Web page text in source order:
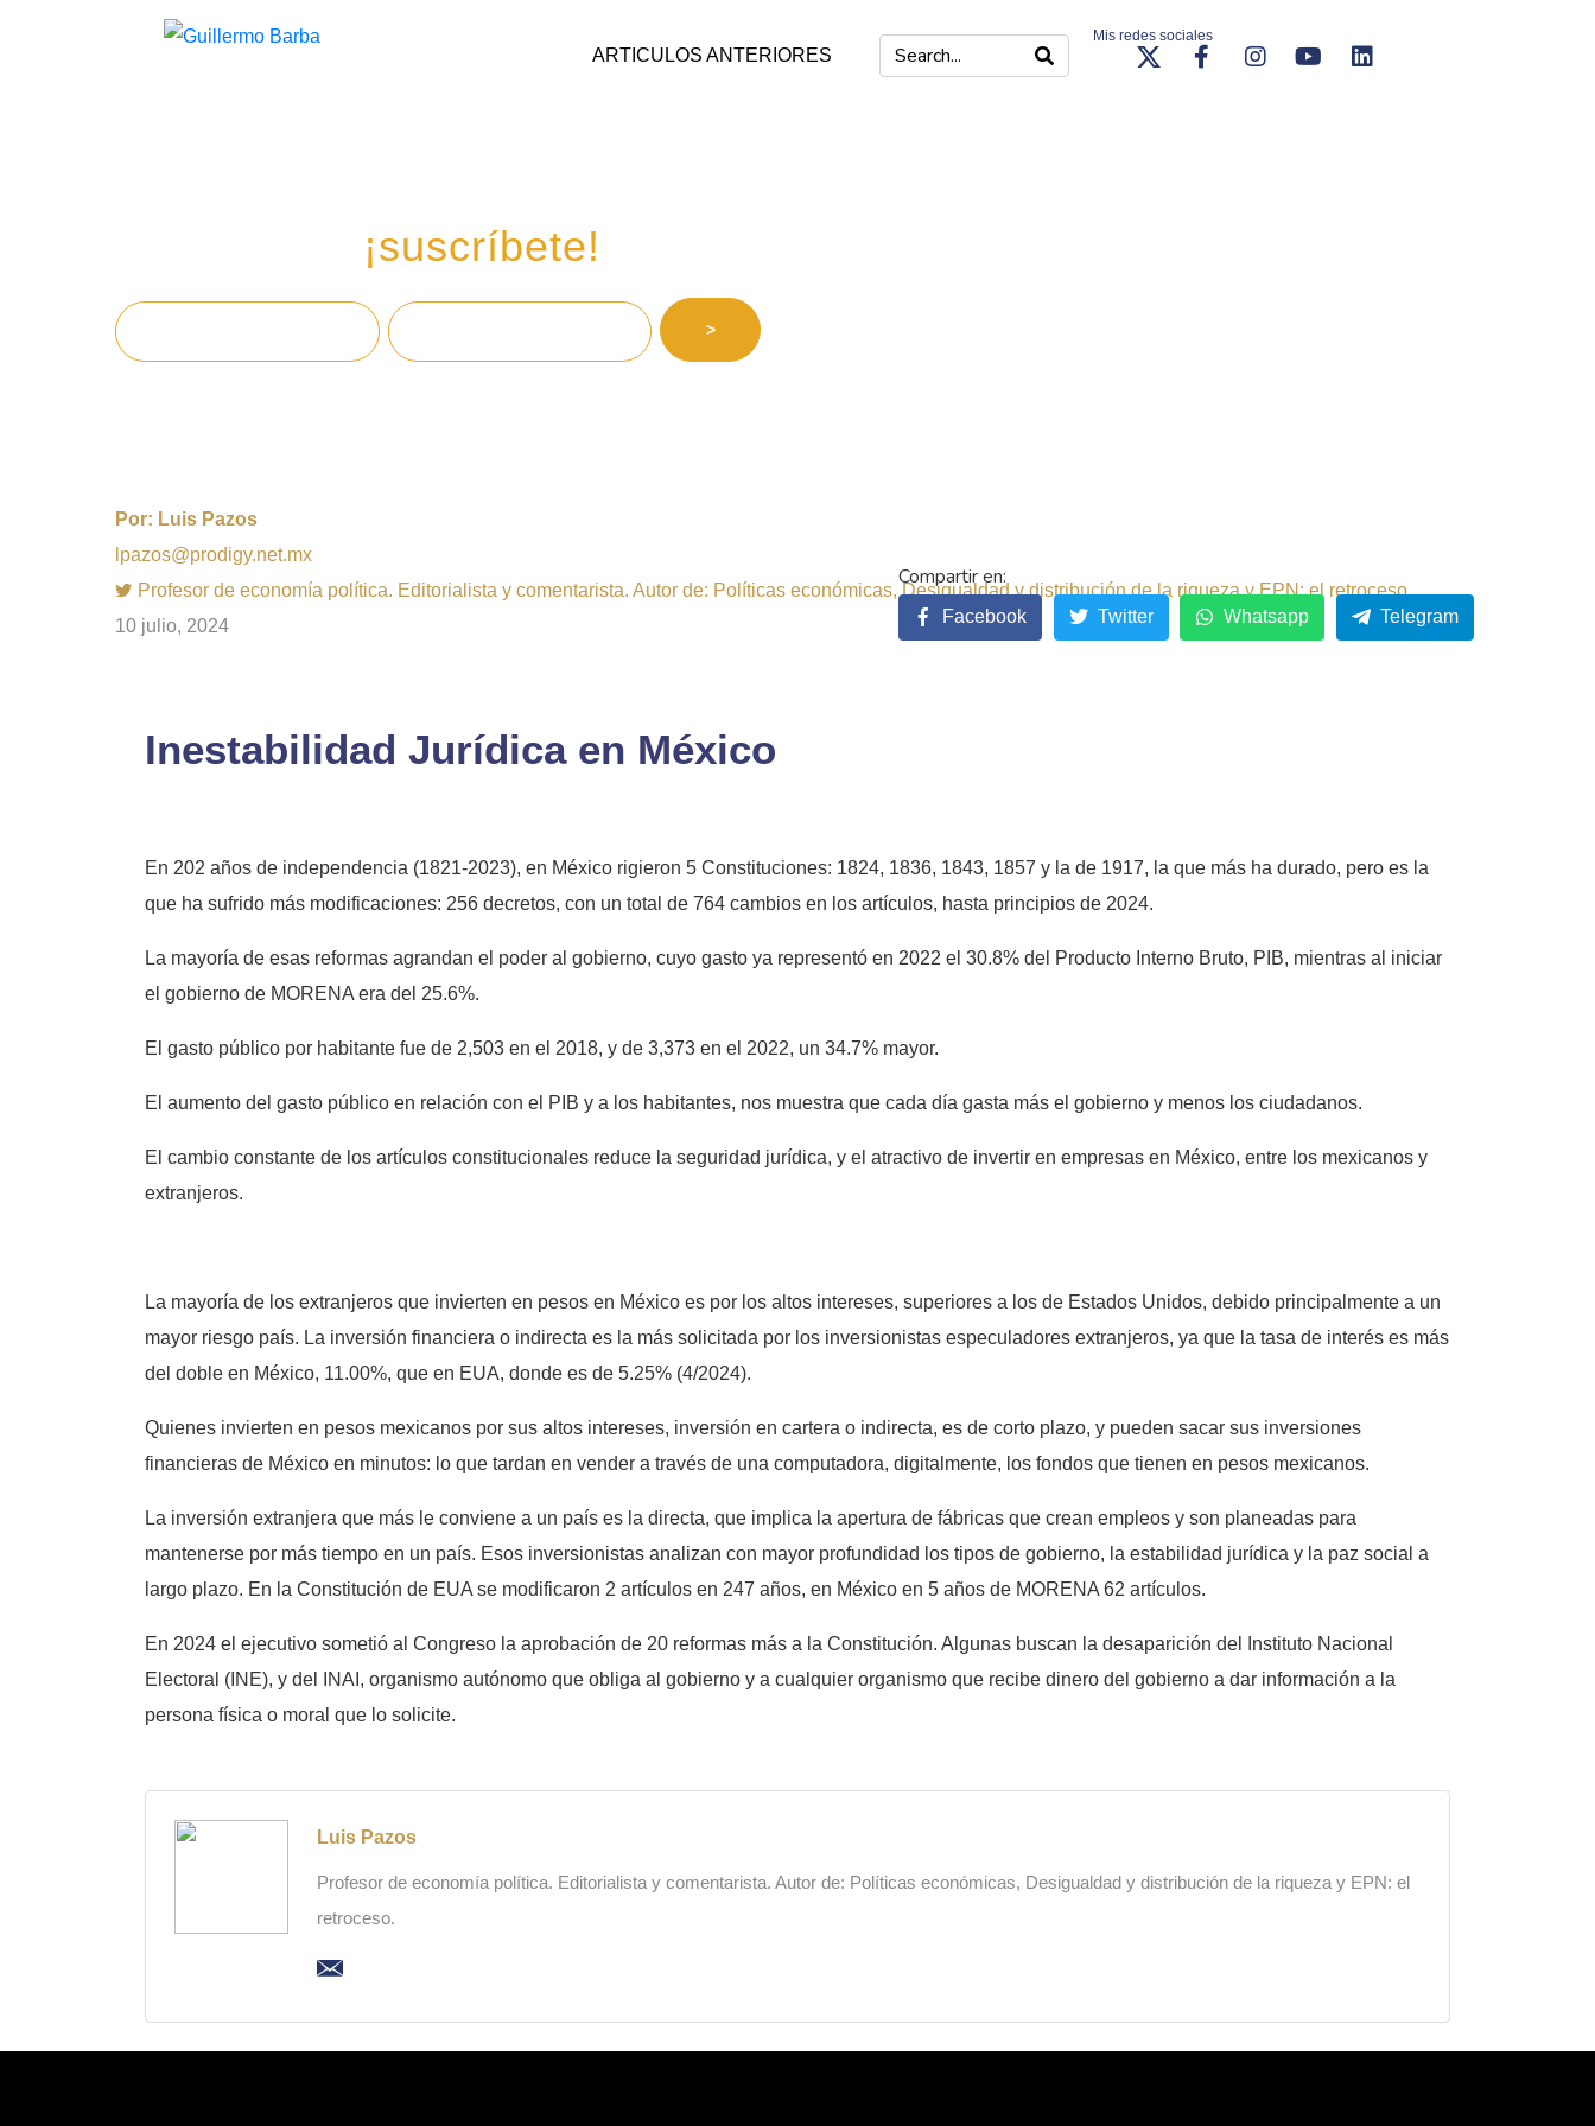
ARTICULOS ANTERIORES
Mis redes sociales
¡suscríbete!
>
Por: Luis Pazos
lpazos@prodigy.net.mx
Profesor de economía política. Editorialista y comentarista. Autor de: Políticas económicas, Desigualdad y distribución de la riqueza y EPN: el retroceso.
10 julio, 2024
Inestabilidad Jurídica en México
En 202 años de independencia (1821-2023), en México rigieron 5 Constituciones: 1824, 1836, 1843, 1857 y la de 1917, la que más ha durado, pero es la
que ha sufrido más modificaciones: 256 decretos, con un total de 764 cambios en los artículos, hasta principios de 2024.
La mayoría de esas reformas agrandan el poder al gobierno, cuyo gasto ya representó en 2022 el 30.8% del Producto Interno Bruto, PIB, mientras al iniciar
el gobierno de MORENA era del 25.6%.
El gasto público por habitante fue de 2,503 en el 2018, y de 3,373 en el 2022, un 34.7% mayor.
El aumento del gasto público en relación con el PIB y a los habitantes, nos muestra que cada día gasta más el gobierno y menos los ciudadanos.
El cambio constante de los artículos constitucionales reduce la seguridad jurídica, y el atractivo de invertir en empresas en México, entre los mexicanos y
extranjeros.
La mayoría de los extranjeros que invierten en pesos en México es por los altos intereses, superiores a los de Estados Unidos, debido principalmente a un
mayor riesgo país. La inversión financiera o indirecta es la más solicitada por los inversionistas especuladores extranjeros, ya que la tasa de interés es más
del doble en México, 11.00%, que en EUA, donde es de 5.25% (4/2024).
Quienes invierten en pesos mexicanos por sus altos intereses, inversión en cartera o indirecta, es de corto plazo, y pueden sacar sus inversiones
financieras de México en minutos: lo que tardan en vender a través de una computadora, digitalmente, los fondos que tienen en pesos mexicanos.
La inversión extranjera que más le conviene a un país es la directa, que implica la apertura de fábricas que crean empleos y son planeadas para
mantenerse por más tiempo en un país. Esos inversionistas analizan con mayor profundidad los tipos de gobierno, la estabilidad jurídica y la paz social a
largo plazo. En la Constitución de EUA se modificaron 2 artículos en 247 años, en México en 5 años de MORENA 62 artículos.
En 2024 el ejecutivo sometió al Congreso la aprobación de 20 reformas más a la Constitución. Algunas buscan la desaparición del Instituto Nacional
Electoral (INE), y del INAI, organismo autónomo que obliga al gobierno y a cualquier organismo que recibe dinero del gobierno a dar información a la
persona física o moral que lo solicite.
Facebook Twitter Whatsapp Telegram
Luis Pazos
Profesor de economía política. Editorialista y comentarista. Autor de: Políticas económicas, Desigualdad y distribución de la riqueza y EPN: el
retroceso.